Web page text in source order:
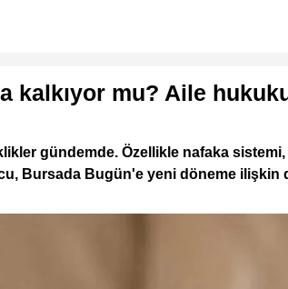
kalkıyor mu? Aile
gündemde. Özellikle nafaka
Bursada Bugün'e yeni döneme